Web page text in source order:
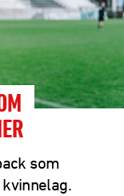
som